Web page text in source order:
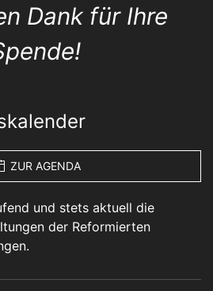
Dank für Ihre
ZUR AGENDA
und stets aktuell die
der Reformierten